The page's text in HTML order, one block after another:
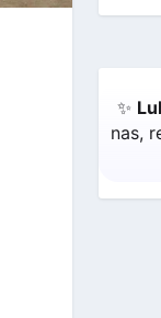
✨
nas,